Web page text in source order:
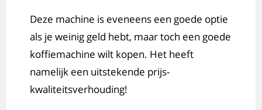
Deze machine is eveneens een goede optie
als je weinig geld hebt, maar toch een goede
koffiemachine wilt kopen. Het heeft
namelijk een uitstekende prijs-
kwaliteitsverhouding!